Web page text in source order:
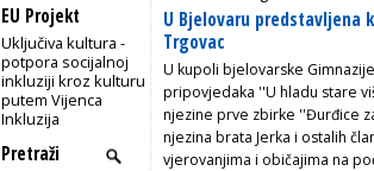
EU Projekt
Uključiva kultura -
potpora socijalnoj
inkluziji kroz kulturu
putem Vijenca
Inkluzija
U Bjelovaru predstavljena
Trgovac
U kupoli bjelovarske
pripovjedaka ''U hladu stare
njezine prve zbirke ''Đurđice
njezina brata Jerka i ostalih
vjerovanjima i običajima na